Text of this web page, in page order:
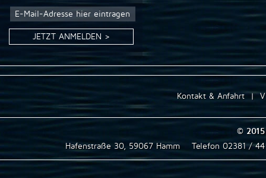
JETZT ANMELDEN >
Kontakt & Anfahrt |
©
Hafenstraße 30, 59067 Hamm
Telefon 02381 /